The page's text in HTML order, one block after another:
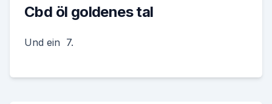
Cbd öl goldenes tal
Und ein 7.